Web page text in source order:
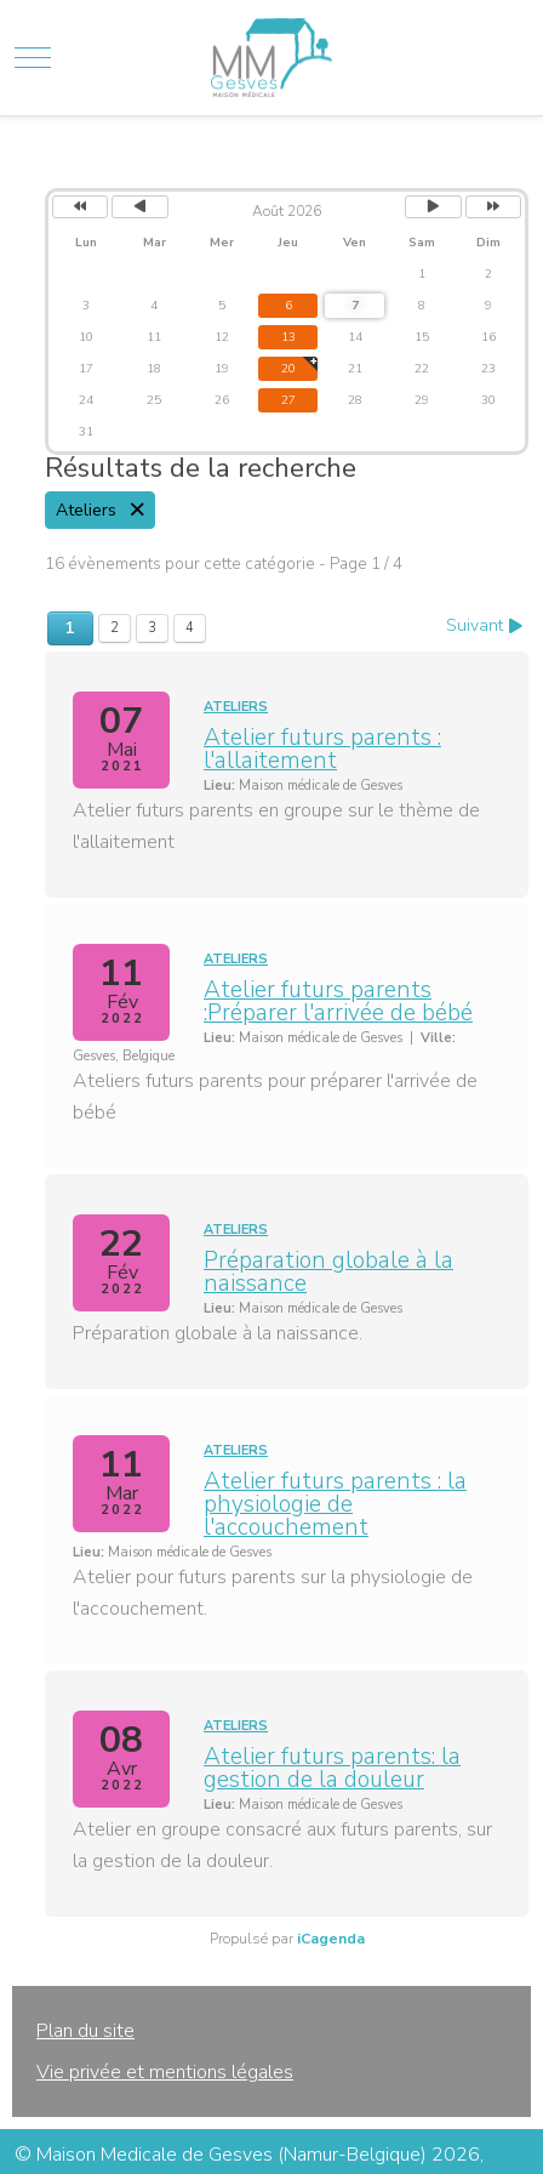
Mobile Menu Toggle
Août 2026
Lun Mar Mer Jeu Ven Sam
Dim
1
2
3
4 5 6 7 8
9
10
11 12 13 14 15
16
17
18 19 20 21 22
23
24
25 26 27 28 29
30
31
Résultats de la recherche
Ateliers
16 évènements pour cette catégorie - Page 1 / 4
1 2 3 4 Suivant
07
Mai
2021
ATELIERS
Atelier futurs parents :
l'allaitement
Lieu: Maison médicale de Gesves
Atelier futurs parents en groupe sur le thème de
l'allaitement
11
Fév
2022
ATELIERS
Atelier futurs parents
:Préparer l'arrivée de bébé
Lieu: Maison médicale de Gesves
Ville:
Gesves, Belgique
Ateliers futurs parents pour préparer l'arrivée de
bébé
22
Fév
2022
ATELIERS
Préparation globale à la
naissance
Lieu: Maison médicale de Gesves
Préparation globale à la naissance.
11
Mar
2022
ATELIERS
Atelier futurs parents : la
physiologie de
l'accouchement
Lieu: Maison médicale de Gesves
Atelier pour futurs parents sur la physiologie de
l'accouchement.
08
Avr
2022
ATELIERS
Atelier futurs parents: la
gestion de la douleur
Lieu: Maison médicale de Gesves
Atelier en groupe consacré aux futurs parents, sur
la gestion de la douleur.
Propulsé par iCagenda
Plan du site
Vie privée et mentions légales
© Maison Medicale de Gesves (Namur-Belgique) 2026,